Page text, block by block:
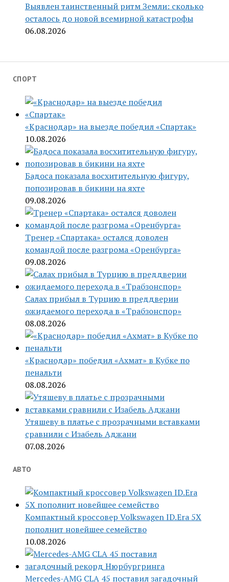
Выявлен таинственный ритм Земли: сколько
осталось до новой всемирной катастрофы
06.08.2026
СПОРТ
«Краснодар» на выезде победил «Спартак»
10.08.2026
Бадоса показала восхитительную фигуру,
попозировав в бикини на яхте
09.08.2026
Тренер «Спартака» остался доволен
командой после разгрома «Оренбурга»
09.08.2026
Салах прибыл в Турцию в преддверии
ожидаемого перехода в «Трабзонспор»
08.08.2026
«Краснодар» победил «Ахмат» в Кубке по
пенальти
08.08.2026
Утяшеву в платье с прозрачными вставками
сравнили с Изабель Аджани
07.08.2026
АВТО
Компактный кроссовер Volkswagen ID.Era 5X
пополнит новейшее семейство
10.08.2026
Mercedes-AMG CLA 45 поставил загадочный